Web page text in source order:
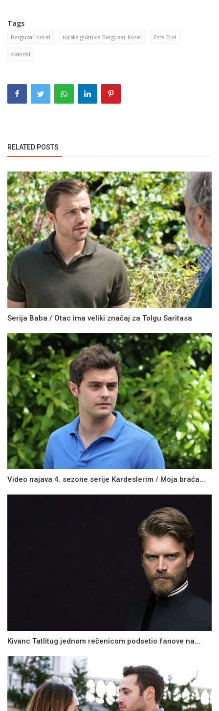
Tags
Berguzar Korel turska glumica Berguzar Korel Esra Erol
skandal
RELATED POSTS
Serija Baba / Otac ima veliki značaj za Tolgu Saritasa
Video najava 4. sezone serije Kardeslerim / Moja braća...
Kivanc Tatlitug jednom rečenicom podsetio fanove na...